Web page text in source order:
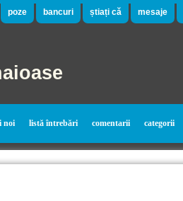
poze bancuri știați că mesaje
noi listă întrebări comentarii categorii